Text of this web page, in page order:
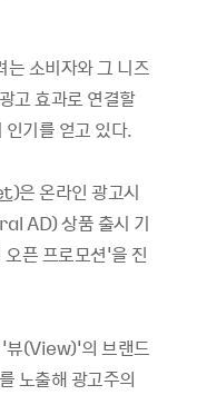
소비자와 그 니즈
고 효과로 연결할
기를 얻고 있다.
)은 온라인 광고시
AD) 상품 출시 기
픈 프로모션'을 진
뷰(View)'의 브랜드
노출해 광고주의